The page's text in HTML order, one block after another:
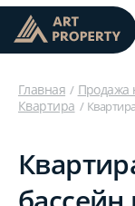
Главная Продажа
Квартира